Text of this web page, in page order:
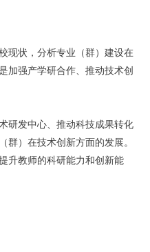
现状，分析专业（群）建设在
加强产学研合作、推动技术创
研发中心、推动科技成果转化
群）在技术创新方面的发展。
升教师的科研能力和创新能